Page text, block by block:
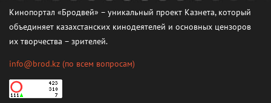
Кинопортал «Бродвей» – уникальный проект Казнета, который
объединяет казахстанских кинодеятелей и основных цензоров
их творчества – зрителей.
info@brod.kz (по всем вопросам)